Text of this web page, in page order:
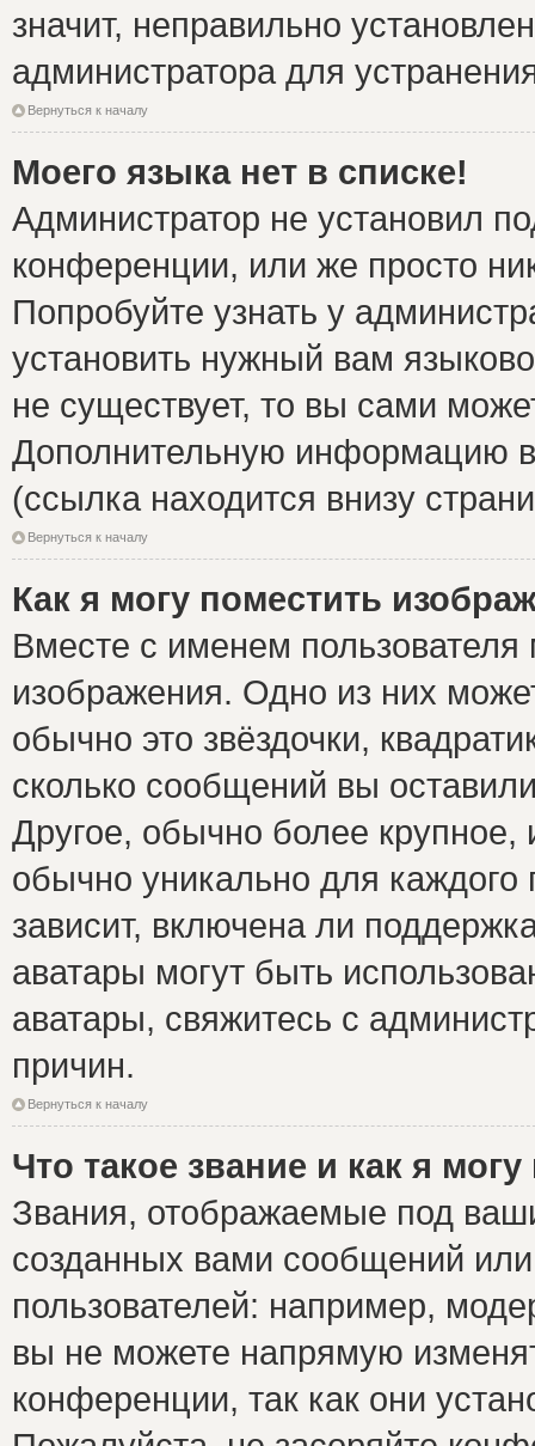
значит, неправильно
администратора для
Вернуться к началу
Моего языка нет в списке!
Администратор не установил
конференции, или же просто
Попробуйте узнать у
установить нужный вам
не существует, то вы сами
Дополнительную информацию
(ссылка находится внизу
Вернуться к началу
Как я могу поместить
Вместе с именем пользователя
изображения. Одно из них
обычно это звёздочки,
сколько сообщений вы
Другое, обычно более крупное,
обычно уникально для каждого
зависит, включена ли
аватары могут быть
аватары, свяжитесь с
причин.
Вернуться к началу
Что такое звание и как я
Звания, отображаемые под
созданных вами сообщений
пользователей: например,
вы не можете напрямую
конференции, так как они